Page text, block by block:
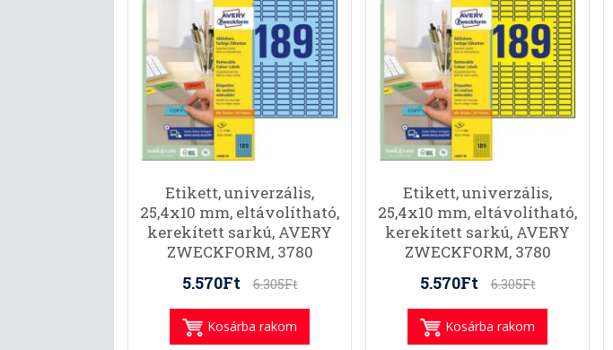
Etikett, univerzális,
25,4x10 mm, eltávolítható,
kerekített sarkú, AVERY
ZWECKFORM, 3780
5.570Ft 6.305Ft
Kosárba rakom
Etikett, univerzális,
25,4x10 mm, eltávolítható,
kerekített sarkú, AVERY
ZWECKFORM, 3780
5.570Ft 6.305Ft
Kosárba rakom